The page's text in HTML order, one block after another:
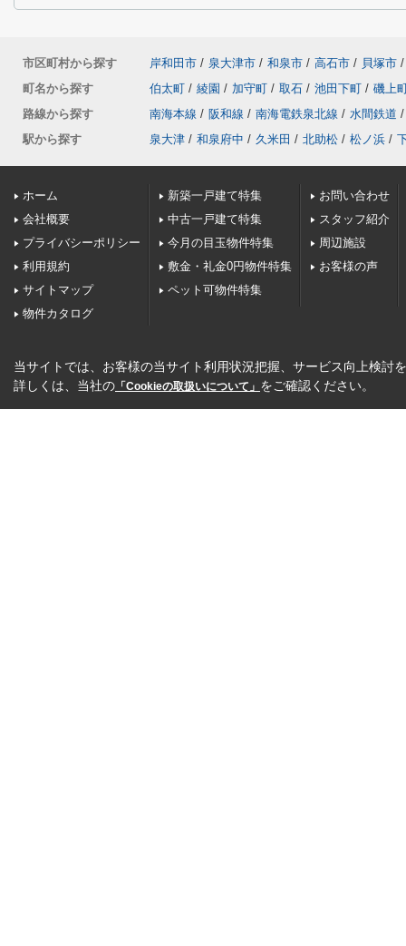
市区町村から探す 岸和田市 / 泉大津市 / 和泉市 / 高石市 / 貝塚市 /
町名から探す
伯太町 / 綾園 / 加守町 / 取石 / 池田下町 / 磯上
路線から探す
南海本線 / 阪和線 / 南海電鉄泉北線 / 水間鉄道 /
駅から探す
泉大津 / 和泉府中 / 久米田 / 北助松 / 松ノ浜 /
ホーム
会社概要
プライバシーポリシー
利用規約
サイトマップ
物件カタログ
新築一戸建て特集
中古一戸建て特集
今月の目玉物件特集
敷金・礼金0円物件特集
ペット可物件特集
お問い合わせ
スタッフ紹介
周辺施設
お客様の声
当サイトでは、お客様の当サイト利用状況把握、サービス向上検討
詳しくは、当社の 「Cookieの取扱いについて」 をご確認ください。